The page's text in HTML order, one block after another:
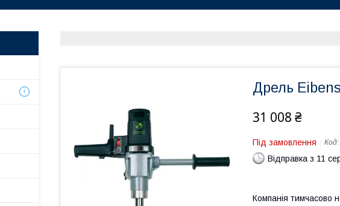
Дрель
31 008 ₴
Під замовлення Код:
Відправка з 11
Компанія тимчасово